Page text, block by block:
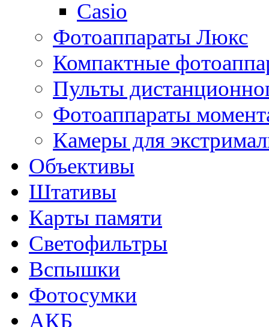
Casio
Фотоаппараты Люкс
Компактные
Пульты
Фотоаппараты
Камеры для
Объективы
Штативы
Карты памяти
Светофильтры
Вспышки
Фотосумки
АКБ